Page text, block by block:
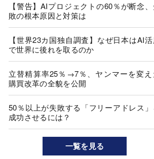
【警告】AIプロジェクトの60％が断念
敗の根本原因と対策は
【世界23カ国独自調査】なぜ日本はAI
で世界に後れを取るのか
立替精算率25％→7％、ヤンマーを変え
購買改革の全貌を公開
50％以上が失敗する「フリーアドレス」
成功させるには？
一覧を見る